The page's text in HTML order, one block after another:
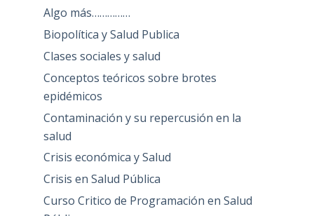
Algo más……………
Biopolítica y Salud Publica
Clases sociales y salud
Conceptos teóricos sobre brotes
epidémicos
Contaminación y su repercusión en la
salud
Crisis económica y Salud
Crisis en Salud Pública
Curso Critico de Programación en Salud